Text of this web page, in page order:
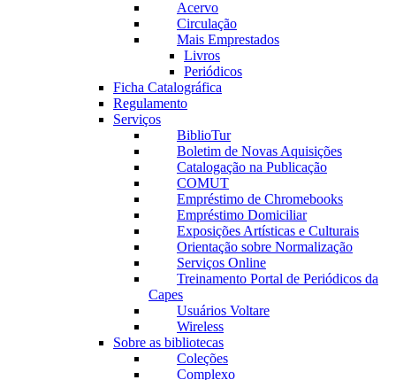
Acervo
Circulação
Mais Emprestados
Livros
Periódicos
Ficha Catalográfica
Regulamento
Serviços
BiblioTur
Boletim de Novas Aquisições
Catalogação na Publicação
COMUT
Empréstimo de Chromebooks
Empréstimo Domiciliar
Exposições Artísticas e Culturais
Orientação sobre Normalização
Serviços Online
Treinamento Portal de Periódicos da
Capes
Usuários Voltare
Wireless
Sobre as bibliotecas
Coleções
Complexo